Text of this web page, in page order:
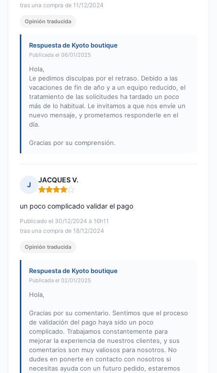
tras una compra de 11/12/2024
Opinión traducida
Respuesta de Kyoto boutique
Publicada el 06/01/2025
Hola,
Le pedimos disculpas por el retraso. Debido a las
vacaciones de fin de año y a un equipo reducido, el
tratamiento de las solicitudes ha tardado un poco
más de lo habitual. Le invitamos a que nos envíe un
nuevo mensaje, y prometemos responderle en el
día.
Gracias por su comprensión.
J
JACQUES V.
Nota: 4 de 5
Publicado el 30/12/2024 à 16h11
tras una compra de 18/12/2024
un poco complicado validar el pago
Opinión traducida
Respuesta de Kyoto boutique
Publicada el 02/01/2025
Hola,
Gracias por su comentario. Sentimos que el proceso
de validación del pago haya sido un poco
complicado. Trabajamos constantemente para
mejorar la experiencia de nuestros clientes, y sus
comentarios son muy valiosos para nosotros. No
dudes en ponerte en contacto con nosotros si
necesitas ayuda con un futuro pedido, estaremos